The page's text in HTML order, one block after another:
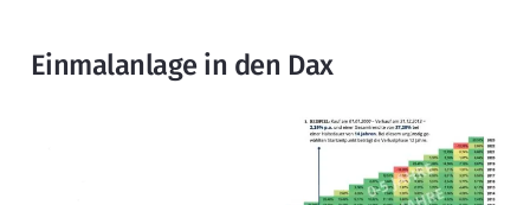
Einmalanlage in den Dax